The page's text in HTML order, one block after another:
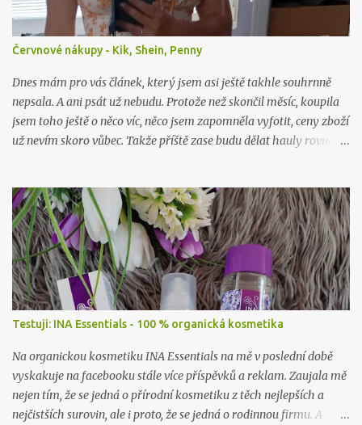
Červnové nákupy - Kik, Shein, Penny
Dnes mám pro vás článek, který jsem asi ještě takhle souhrnně
nepsala. A ani psát už nebudu. Protože než skončil měsíc, koupila
jsem toho ještě o něco víc, něco jsem zapomněla vyfotit, ceny zboží
už nevím skoro vůbec. Takže příště zase budu dělat hauly rovnou
Testuji: INA Essentials - 100 % organická kosmetika
Na organickou kosmetiku INA Essentials na mě v poslední době
vyskakuje na facebooku stále více příspěvků a reklam. Zaujala mě
nejen tím, že se jedná o přírodní kosmetiku z těch nejlepších a
nejčistších surovin, ale i proto, že se jedná o rodinnou firmu. A